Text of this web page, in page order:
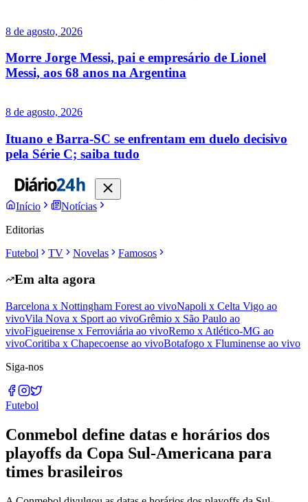
8 de agosto, 2026
Morre Jorge Messi, pai e empresário de Lionel
Messi, aos 68 anos na Argentina
8 de agosto, 2026
Ituano e Barra-SC se enfrentam em duelo decisivo
pela Série C; saiba tudo
Início
Notícias
Editorias
Futebol
TV Novelas Famosos
Em alta agora
Barcelona x Nottingham Forest ao vivoNapoli x Celta Vigo ao
vivoVila Nova x Sport ao vivoGrêmio x São Paulo ao
vivoFigueirense x Ferroviária ao vivoRemo x Atlético-MG ao
vivoCoritiba x Chapecoense ao vivoBotafogo x Fluminense ao vivo
Siga-nos
Futebol
Conmebol define datas e horários dos
playoffs da Copa Sul-Americana para
times brasileiros